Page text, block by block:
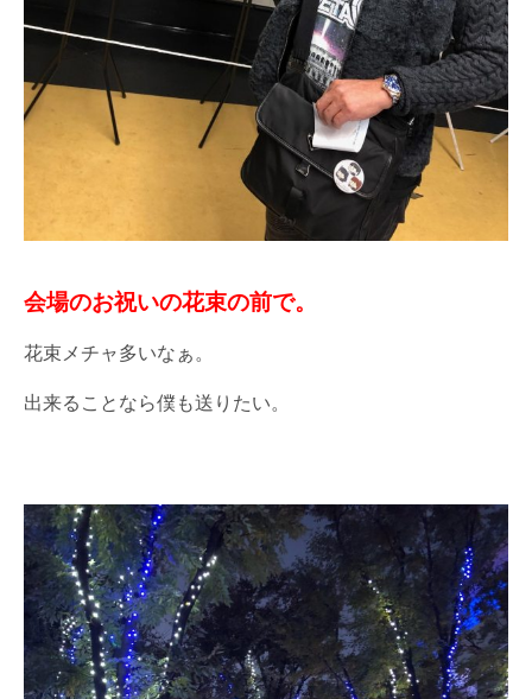
会場のお祝いの花束の前で。
花束メチャ多いなぁ。
出来ることなら僕も送りたい。